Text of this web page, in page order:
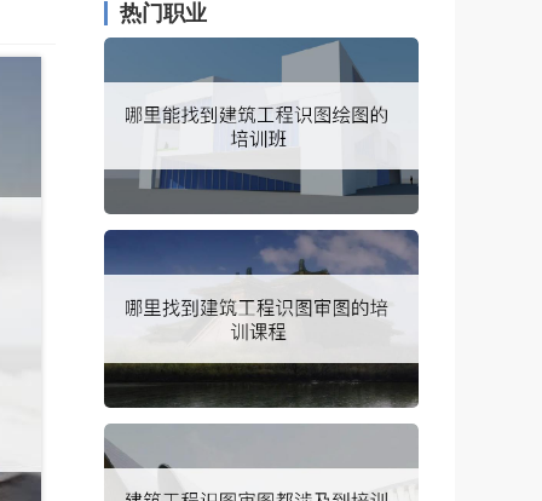
热门职业